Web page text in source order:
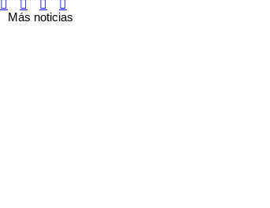
Más noticias